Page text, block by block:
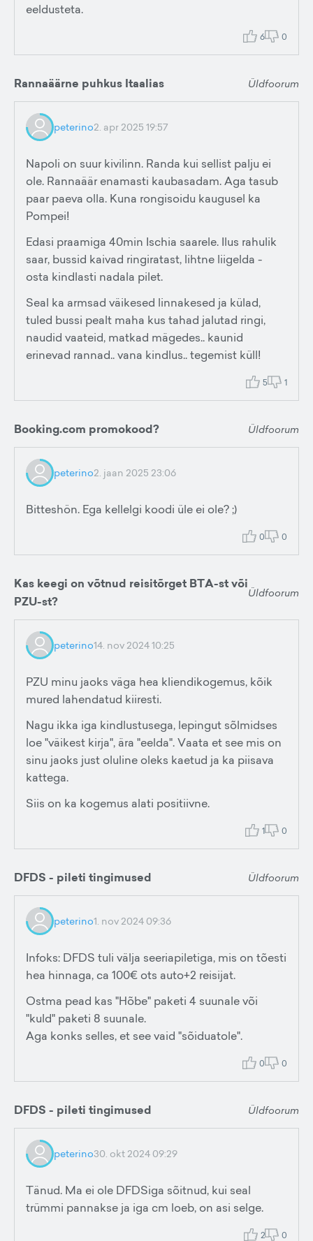
eeldusteta.
6 0
Rannaäärne puhkus Itaalias Üldfoorum
peterino2. apr 2025 19:57
Napoli on suur kivilinn. Randa kui sellist palju ei
ole. Rannaäär enamasti kaubasadam. Aga tasub
paar paeva olla. Kuna rongisoidu kaugusel ka
Pompei!
Edasi praamiga 40min Ischia saarele. Ilus rahulik
saar, bussid kaivad ringiratast, lihtne liigelda -
osta kindlasti nadala pilet.
Seal ka armsad väikesed linnakesed ja külad,
tuled bussi pealt maha kus tahad jalutad ringi,
naudid vaateid, matkad mägedes.. kaunid
erinevad rannad.. vana kindlus.. tegemist küll!
5 1
Booking.com promokood? Üldfoorum
peterino2. jaan 2025 23:06
Bitteshön. Ega kellelgi koodi üle ei ole? ;)
0 0
Kas keegi on võtnud reisitõrget BTA-st või
PZU-st?
Üldfoorum
peterino14. nov 2024 10:25
PZU minu jaoks väga hea kliendikogemus, kõik
mured lahendatud kiiresti.
Nagu ikka iga kindlustusega, lepingut sõlmidses
loe "väikest kirja", ära "eelda". Vaata et see mis on
sinu jaoks just oluline oleks kaetud ja ka piisava
kattega.
Siis on ka kogemus alati positiivne.
1 0
DFDS - pileti tingimused Üldfoorum
peterino1. nov 2024 09:36
Infoks: DFDS tuli välja seeriapiletiga, mis on tõesti
hea hinnaga, ca 100€ ots auto+2 reisijat.
Ostma pead kas "Hõbe" paketi 4 suunale või
"kuld" paketi 8 suunale.
Aga konks selles, et see vaid "sõiduatole".
0 0
DFDS - pileti tingimused Üldfoorum
peterino30. okt 2024 09:29
Tänud. Ma ei ole DFDSiga sõitnud, kui seal
trümmi pannakse ja iga cm loeb, on asi selge.
2 0